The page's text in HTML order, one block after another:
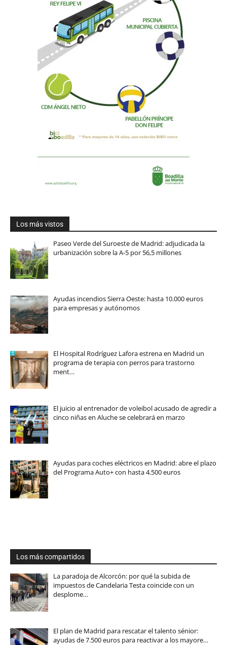
Los más vistos
Paseo Verde del Suroeste de Madrid: adjudicada la
urbanización sobre la A-5 por 56,5 millones
Ayudas incendios Sierra Oeste: hasta 10.000 euros
para empresas y autónomos
El Hospital Rodríguez Lafora estrena en Madrid un
programa de terapia con perros para trastorno
ment…
El juicio al entrenador de voleibol acusado de agredir a
cinco niñas en Aluche se celebrará en marzo
Ayudas para coches eléctricos en Madrid: abre el plazo
del Programa Auto+ con hasta 4.500 euros
Los más compartidos
La paradoja de Alcorcón: por qué la subida de
impuestos de Candelaria Testa coincide con un
desplome…
El plan de Madrid para rescatar el talento sénior:
ayudas de 7.500 euros para reactivar a los mayore…